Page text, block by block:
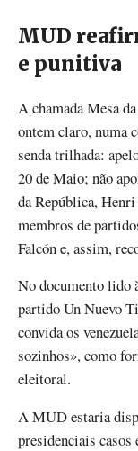
MUD
e punitiva
A chamada Mesa
ontem claro, numa
senda trilhada:
20 de Maio; não
da República, Henri
membros de
Falcón e, assim,
No documento lido
partido Un Nuevo
convida os
sozinhos», como
eleitoral.
A MUD estaria
presidenciais casos